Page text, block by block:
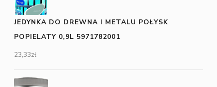
JEDYNKA DO DREWNA I METALU POŁYSK
POPIELATY 0,9L 5971782001
23,33zł